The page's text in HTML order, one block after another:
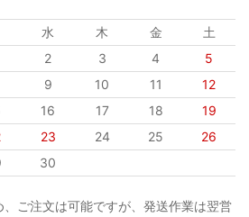
水 木 金
土
2 3 4
5
9 10 11
12
16 17 18
19
23 24 25
26
30
ご注文は可能ですが、発送作業は翌営